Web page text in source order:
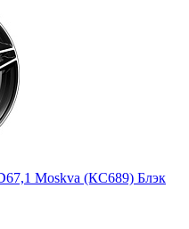
Moskva (КС689) Блэк